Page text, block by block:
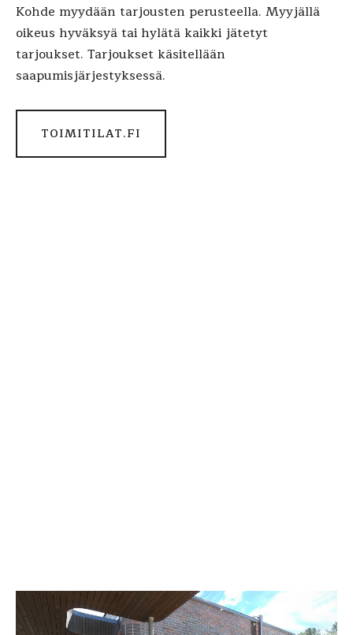
Kohde myydään tarjousten perusteella. Myyjällä
oikeus hyväksyä tai hylätä kaikki jätetyt
tarjoukset. Tarjoukset käsitellään
saapumisjärjestyksessä.
TOIMITILAT.FI